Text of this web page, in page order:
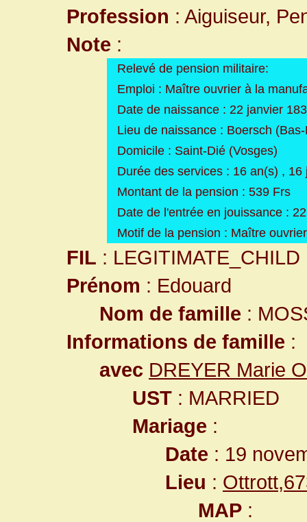
Profession : Aiguiseur,
Note :
Relevé de pension militaire:
Emploi : Maître ouvrier à la
Date de naissance : 22 janvier
Lieu de naissance : Boersch
Domicile : Saint-Dié (Vosges)
Durée des services : 16 an(s) , 16
Montant de la pension : 539 Frs
Date de l'entrée en jouissance :
Motif de la pension : Maître ouvrier
FIL : LEGITIMATE_CHILD
Prénom : Edouard
Nom de famille :
Informations de famille :
avec DREYER Marie
UST : MARRIED
Mariage :
Date : 19
Lieu :
MAP :